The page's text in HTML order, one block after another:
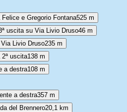
e Gregorio Fontana525 m
uscita su Via Livio Druso46 m
Livio Druso235 m
2ª uscita138 m
a destra108 m
a destra357 m
del Brennero20,1 km